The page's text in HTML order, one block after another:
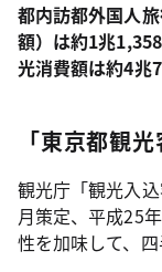
都内訪都外国人
額）は約1兆
光消費額は約4兆
「東京都観
観光庁「観光入
月策定、平成25
性を加味して、